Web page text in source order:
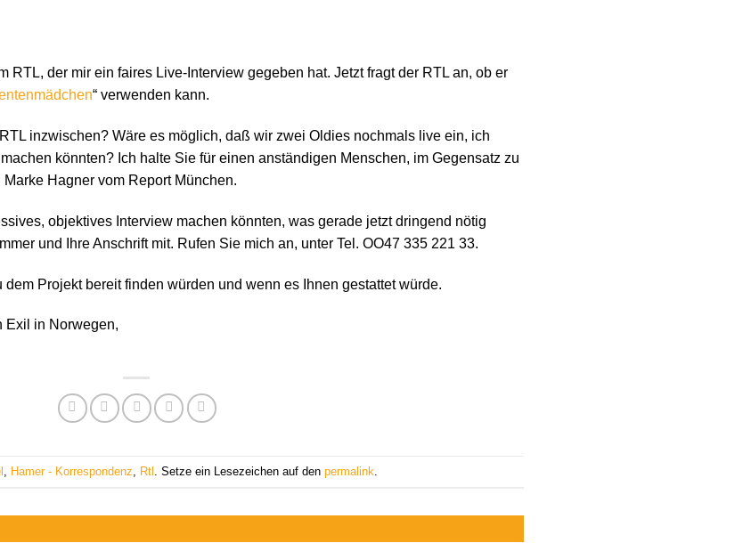
RTL, der mir ein faires Live-Interview gegeben hat. Jetzt fragt der RTL an, ob er
“ verwenden kann.
inzwischen? Wäre es möglich, daß wir zwei Oldies nochmals live ein, ich
könnten? Ich halte Sie für einen anständigen Menschen, im Gegensatz zu
Hagner vom Report München.
objektives Interview machen könnten, was gerade jetzt dringend nötig
und Ihre Anschrift mit. Rufen Sie mich an, unter Tel. OO47 335 221 33.
Projekt bereit finden würden und wenn es Ihnen gestattet würde.
Exil in Norwegen,
Hamer - Korrespondenz Rtl . Setze ein Lesezeichen auf den permalink